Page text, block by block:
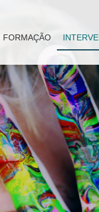
FORMAÇÃO